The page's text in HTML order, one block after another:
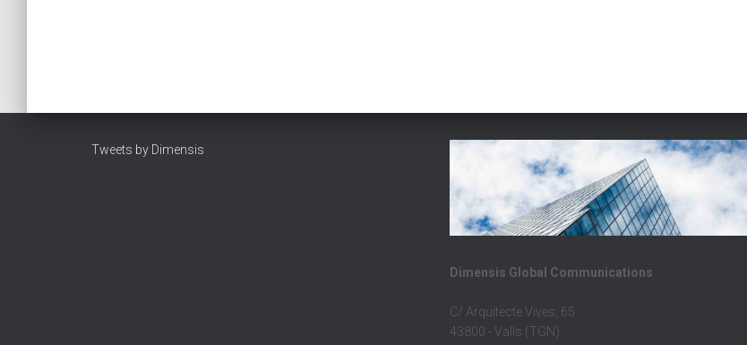
Tweets by Dimensis
Dimensis Global Communications
C/ Arquitecte Vives, 65
43800 - Valls (TGN)